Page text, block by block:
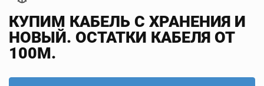
КУПИМ КАБЕЛЬ С ХРАНЕНИЯ И
НОВЫЙ. ОСТАТКИ КАБЕЛЯ ОТ
100М.